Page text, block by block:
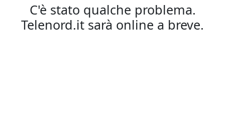
C'è stato qualche problema.
Telenord.it sarà online a breve.